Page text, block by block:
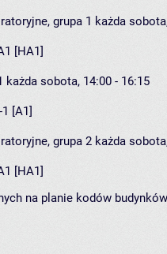
grupa 1 każda
[HA1]
każda sobota, 14:00 - 16:15
[A1]
grupa 2 każda
[HA1]
na planie kodów